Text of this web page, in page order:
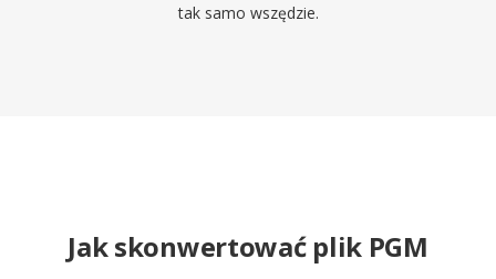
tak samo wszędzie.
Jak skonwertować plik PGM